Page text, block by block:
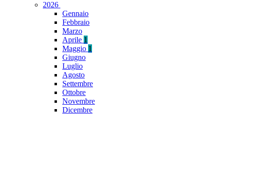
2026
Gennaio
Febbraio
Marzo
Aprile 1
Maggio 1
Giugno
Luglio
Agosto
Settembre
Ottobre
Novembre
Dicembre